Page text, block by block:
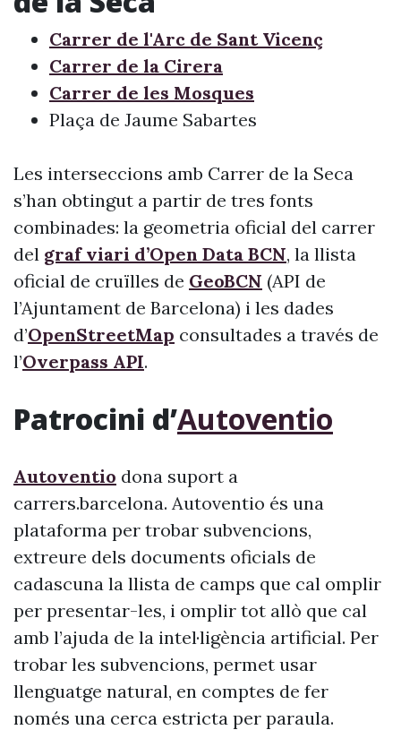
Carrer de l'Arc de Sant Vicenç
Carrer de la Cirera
Carrer de les Mosques
Plaça de Jaume Sabartes
Les interseccions amb Carrer de la Seca
s’han obtingut a partir de tres fonts
combinades: la geometria oficial del carrer
del graf viari d’Open Data BCN, la llista
oficial de cruïlles de GeoBCN (API de
l’Ajuntament de Barcelona) i les dades
d’OpenStreetMap consultades a través de
l’Overpass API.
Patrocini d’Autoventio
Autoventio dona suport a
carrers.barcelona. Autoventio és una
plataforma per trobar subvencions,
extreure dels documents oficials de
cadascuna la llista de camps que cal omplir
per presentar-les, i omplir tot allò que cal
amb l’ajuda de la intel·ligència artificial. Per
trobar les subvencions, permet usar
llenguatge natural, en comptes de fer
només una cerca estricta per paraula.